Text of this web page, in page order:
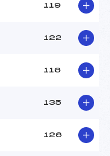
119
122
116
135
126